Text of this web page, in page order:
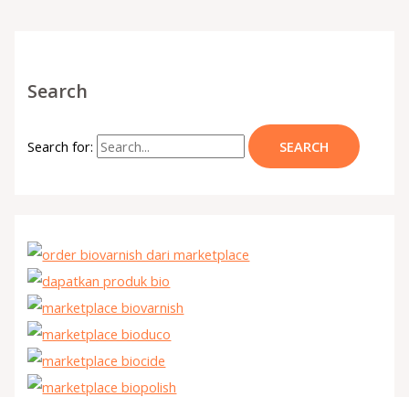
Search
Search for: